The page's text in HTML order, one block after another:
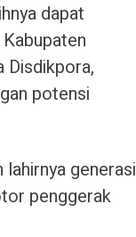
dapat
Disdikpora,
potensi
generasi
penggerak